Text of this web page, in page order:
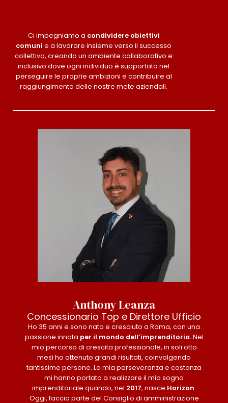
Ci impegniamo a condividere obiettivi
comunie a lavorare insieme verso il successo
collettivo, creando un ambiente collaborativo e
inclusivo dove ogni individuo è supportato nel
perseguire le proprie ambizioni e contribuire al
raggiungimento delle nostre mete aziendali.
Anthony Leanza
Concessionario Top e Direttore Ufficio
Ho 35 anni e sono nato e cresciuto a Roma, con una
passione innata per il mondo dell’imprenditoria.Nel
mio percorso di crescita professionale, in soli otto
mesi ho ottenuto grandi risultati, coinvolgendo
tantissime persone. La mia perseveranza e costanza
mi hanno portato a realizzare il mio sogno
imprenditoriale quando, nel 2017, nasce Horizon.
Oggi, faccio parte del Consiglio di amministrazione